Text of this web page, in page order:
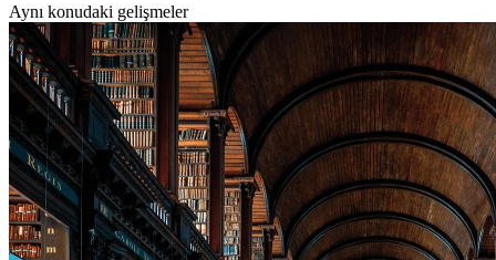
Aynı konudaki gelişmeler